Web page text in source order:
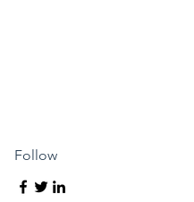
Follow